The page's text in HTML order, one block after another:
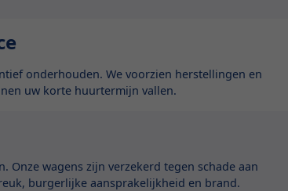
onderhouden. We voorzien herstellingen en
uw korte huurtermijn vallen.
Onze wagens zijn verzekerd tegen schade aan
burgerlijke aansprakelijkheid en brand.